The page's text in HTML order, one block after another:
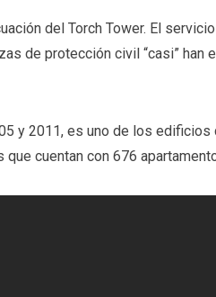
del Torch Tower. El
de protección civil “casi” han
y 2011, es uno de los
cuentan con 676